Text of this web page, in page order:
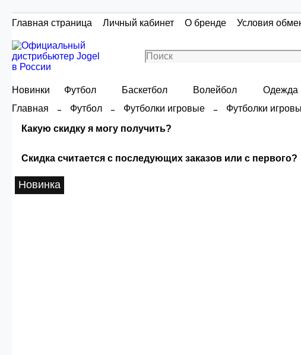
Главная страница Личный кабинет О бренде Условия
Новинки Футбол Баскетбол Волейбол Одежда
Главная
Футбол Футболки игровые
Футболки
Какую скидку я могу получить?
Сумма скидки зависит от
Скидка считается с последующих заказов или с первого?
Новинка